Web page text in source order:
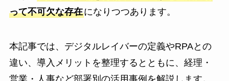
って不可欠な存在になりつつあります。
本記事では、デジタルレイバーの定義やRPAとの
違い、導入メリットを整理するとともに、経理・